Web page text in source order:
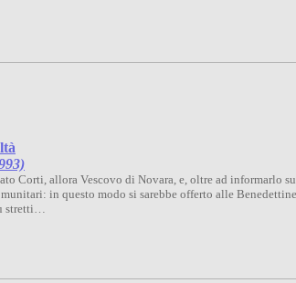
Corti, allora Vescovo di Novara, e, oltre ad
in questo modo si sarebbe offerto alle
stretti…